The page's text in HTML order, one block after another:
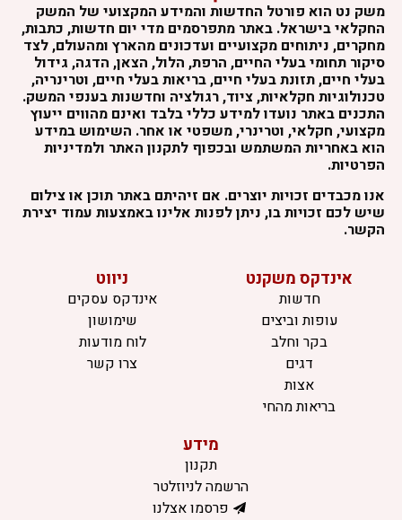
משק נט הוא פורטל החדשות והמידע המקצועי של המשק
החקלאי בישראל. באתר מתפרסמים מדי יום חדשות, כתבות,
מחקרים, ניתוחים מקצועיים ועדכונים מהארץ ומהעולם, לצד
סיקור תחומי בעלי החיים, הרפת, הלול, הצאן, הדגה, גידול
בעלי חיים, תזונת בעלי חיים, בריאות בעלי חיים, וטרינריה,
טכנולוגיות חקלאיות, ציוד, רגולציה וחדשנות בענפי המשק.
התכנים באתר נועדו למידע כללי בלבד ואינם מהווים ייעוץ
מקצועי, חקלאי, וטרינרי, משפטי או אחר. השימוש במידע
הוא באחריות המשתמש ובכפוף לתקנון האתר ולמדיניות
הפרטיות.
אנו מכבדים זכויות יוצרים. אם זיהיתם באתר תוכן או צילום
שיש לכם זכויות בו, ניתן לפנות אלינו באמצעות עמוד יצירת
הקשר.
אינדקס משקנט
חדשות
עופות וביצים
בקר וחלב
דגים
אצות
בריאות מהחי
ניווט
אינדקס עסקים
שימושון
לוח מודעות
צרו קשר
מידע
תקנון
הרשמה לניוזלטר
פרסמו אצלנו